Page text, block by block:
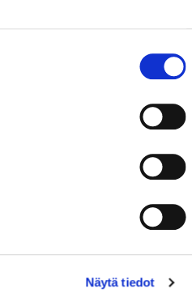
Näytä tiedot